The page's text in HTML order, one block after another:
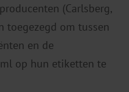
(Carlsberg,
toegezegd om tussen
en de
op hun etiketten te